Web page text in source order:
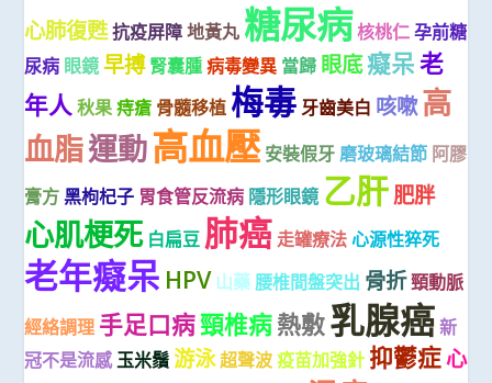
心肺復甦抗疫屏障 地黃丸 糖尿病核桃仁 孕前糖
尿病 眼鏡 早搏 腎囊腫 病毒變異 當歸 眼底癡呆老
年人 秋果 痔瘡 骨髓移植 梅毒 牙齒美白 咳嗽高
血脂運動高血壓 安裝假牙 磨玻璃結節 阿膠
膏方 黑枸杞子 胃食管反流病 隱形眼鏡 乙肝肥胖
心肌梗死 白扁豆 肺癌 走罐療法 心源性猝死
老年癡呆 HPV 山藥 腰椎間盤突出 骨折頸動脈
經絡調理 手足口病頸椎病熱敷乳腺癌 新
冠不是流感玉米鬚 游泳超聲波 疫苗加強針 抑鬱症心